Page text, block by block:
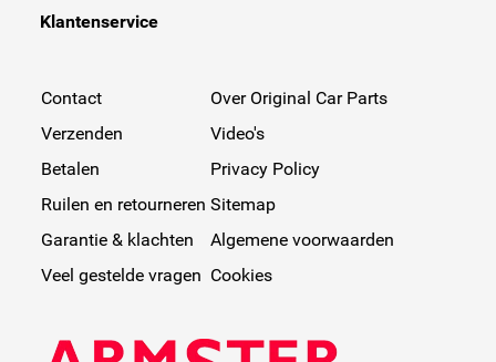
Klantenservice
Contact
Verzenden
Betalen
Ruilen en retourneren
Garantie & klachten
Veel gestelde vragen
Over Original Car Parts
Video's
Privacy Policy
Sitemap
Algemene voorwaarden
Cookies